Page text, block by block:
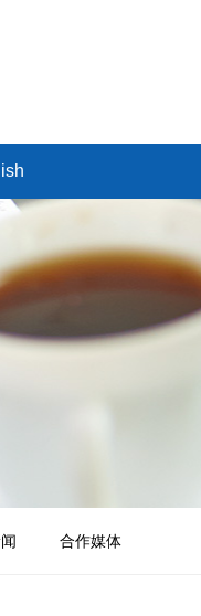
合作媒体